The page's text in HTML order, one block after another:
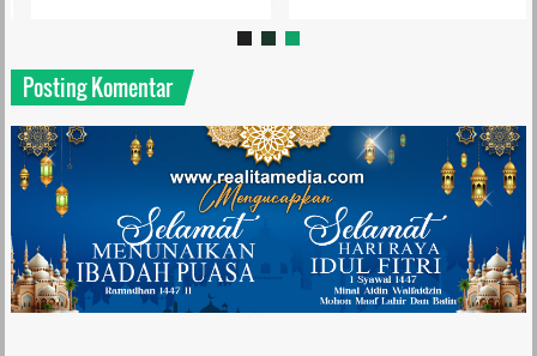
Posting Komentar